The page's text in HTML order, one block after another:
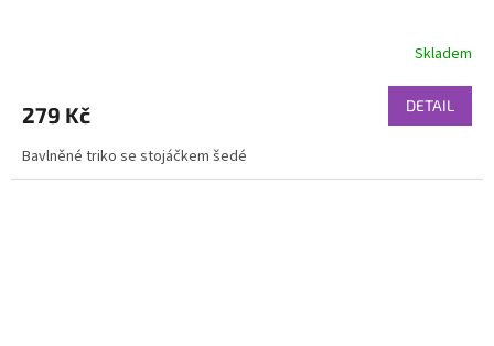
Skladem
279 Kč DETAIL
Bavlněné triko se stojáčkem šedé